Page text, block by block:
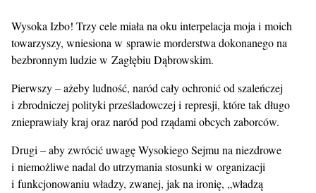
Wysoka Izbo! Trzy cele miała na oku interpelacja moja i moich
towarzyszy, wniesiona w sprawie morderstwa dokonanego na
bezbronnym ludzie w Zagłębiu Dąbrowskim.
Pierwszy – ażeby ludność, naród cały ochronić od szaleńczej
i zbrodniczej polityki prześladowczej i represji, które tak długo
znieprawiały kraj oraz naród pod rządami obcych zaborców.
Drugi – aby zwrócić uwagę Wysokiego Sejmu na niezdrowe
i niemożliwe nadal do utrzymania stosunki w organizacji
i funkcjonowaniu władzy, zwanej, jak na ironię, „władzą